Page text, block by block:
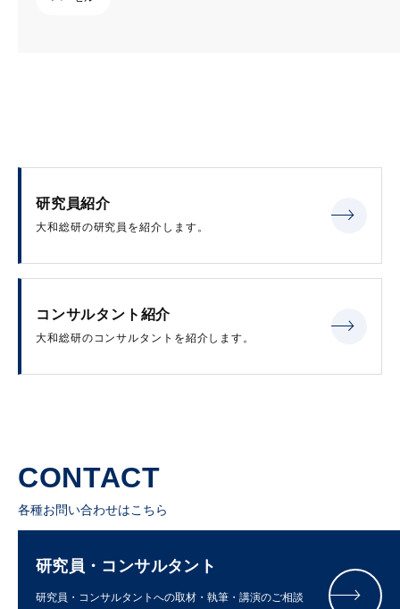
研究員紹介
大和総研の研究員を紹介します。
コンサルタント紹介
大和総研のコンサルタントを紹介します。
CONTACT
各種お問い合わせはこちら
研究員・コンサルタント
研究員・コンサルタントへの取材・執筆・講演のご相談